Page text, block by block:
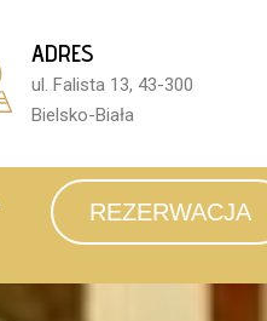
ADRES
ul. Falista 13, 43-300
Bielsko-Biała
REZERWACJA